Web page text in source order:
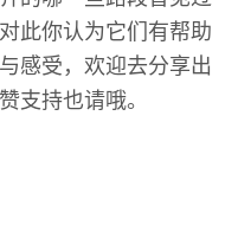
此你认为它们有帮助
感受，欢迎去分享出
支持也请哦。